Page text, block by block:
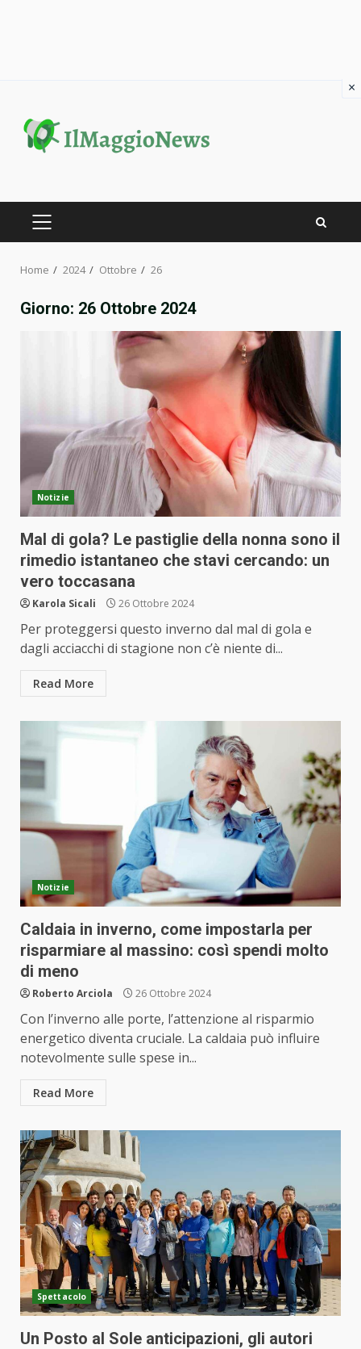
content
PRIMARY
Home 2024 Ottobre 26
Giorno: 26 Ottobre 2024
Notizie
Mal di gola? Le pastiglie della nonna sono il
rimedio istantaneo che stavi cercando: un
vero toccasana
Karola Sicali 26 Ottobre 2024
Per proteggersi questo inverno dal mal di gola e
dagli acciacchi di stagione non c’è niente di...
Read More
Notizie
Caldaia in inverno, come impostarla per
risparmiare al massino: così spendi molto
di meno
Roberto Arciola 26 Ottobre 2024
Con l’inverno alle porte, l’attenzione al risparmio
energetico diventa cruciale. La caldaia può influire
notevolmente sulle spese in...
Read More
Spettacolo
Un Posto al Sole anticipazioni, gli autori
×